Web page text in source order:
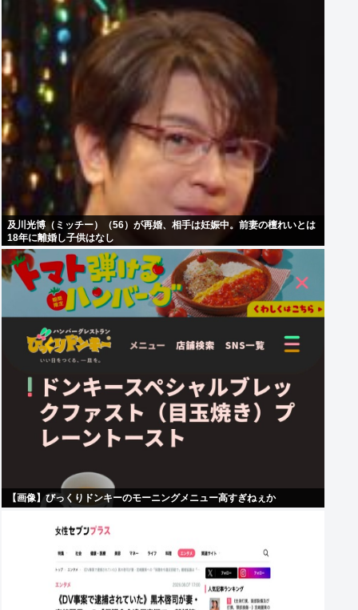
及川光博（ミッチー）（56）が再婚、相手は妊娠中。前妻の檀れいとは
18年に離婚し子供はなし
【画像】びっくりドンキーのモーニングメニュー高すぎねぇか